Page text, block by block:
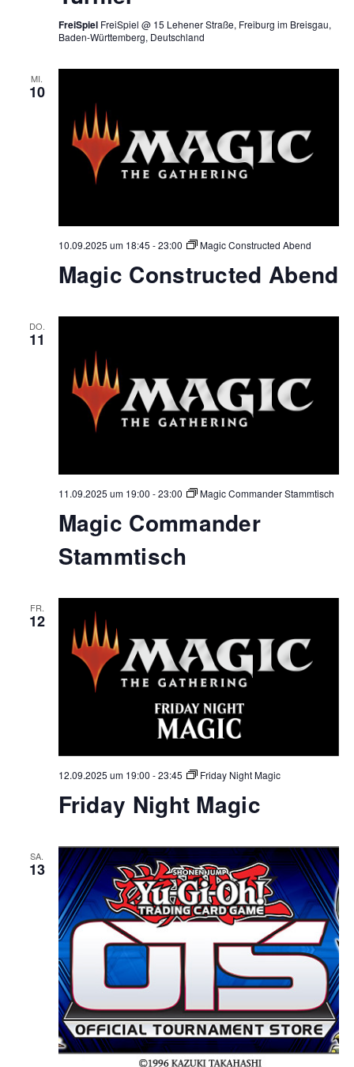
FreiSpiel FreiSpiel @ 15 Lehener Straße, Freiburg im Breisgau,
Baden-Württemberg, Deutschland
MI.
10
10.09.2025 um 18:45 -23:00 Magic Constructed Abend
Magic Constructed Abend
DO.
11
11.09.2025 um 19:00 -23:00 Magic Commander Stammtisch
Magic Commander
Stammtisch
FR.
12
12.09.2025 um 19:00 -23:45 Friday Night Magic
Friday Night Magic
SA.
13